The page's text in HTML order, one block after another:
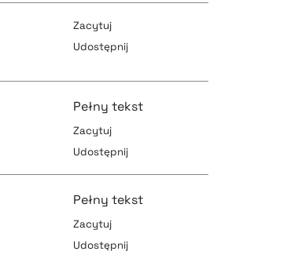
pobierz cytat
pobierz cytat
pobierz cytat
Zacytuj
Udostępnij
pobierz cytat
Pełny tekst
Zacytuj
Udostępnij
Pełny tekst
Zacytuj
Udostępnij